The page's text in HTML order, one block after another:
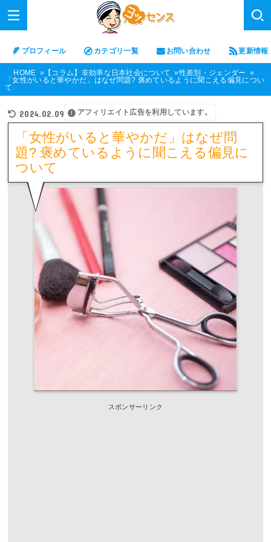
プロフィール カテゴリ一覧 お問い合わせ 更新情報
HOME 【コラム】非効率な日本社会について
性差別・ジェンダー
「女性がいると華やかだ」はなぜ問題? 褒めているように聞こえる偏見につい
て
2024.02.09 アフィリエイト広告を利用しています。
「女性がいると華やかだ」はなぜ問
題? 褒めているように聞こえる偏見に
ついて
スポンサーリンク